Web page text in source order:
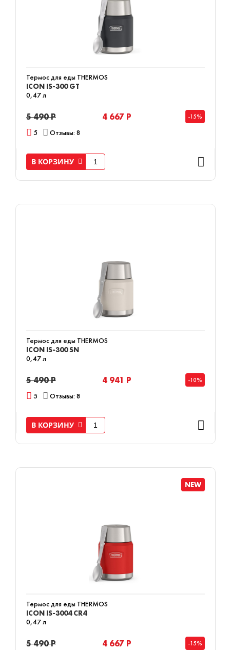
Термос для еды THERMOS
ICON IS-300 GT
0,47 л
5 490 Р 4 667 Р -15%
5 Отзывы: 8
В КОРЗИНУ
Термос для еды THERMOS
ICON IS-300 SN
0,47 л
5 490 Р 4 941 Р -10%
5 Отзывы: 8
В КОРЗИНУ
NEW
Термос для еды THERMOS
ICON IS-3004 CR4
0,47 л
5 490 Р 4 667 Р -15%